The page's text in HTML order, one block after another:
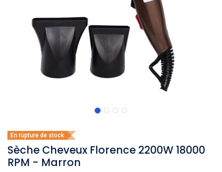
En rupture de stock
Sèche Cheveux Florence 2200W 18000
RPM - Marron